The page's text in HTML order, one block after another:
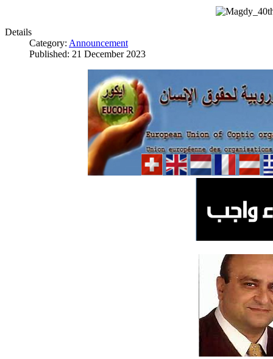
Details
Category: Announcement
Published: 21 December 2023